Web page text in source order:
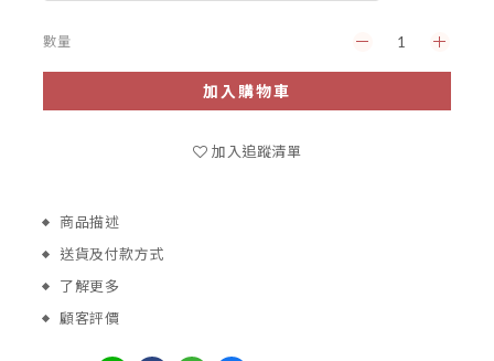
數量
加入購物車
加入追蹤清單
商品描述
送貨及付款方式
了解更多
顧客評價